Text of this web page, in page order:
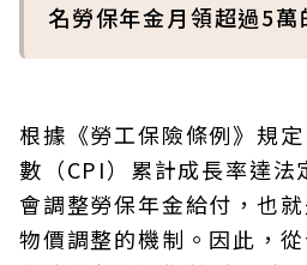
名勞保年金月領超過5萬
根據《勞工保險條例》規
數（CPI）累計成長率達法
會調整勞保年金給付，也
物價調整的機制。因此，